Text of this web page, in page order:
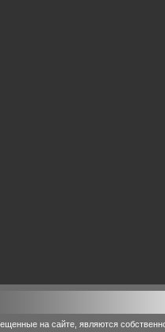
на сайте, являются